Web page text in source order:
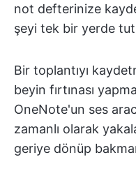
not defterinize
şeyi tek bir yerde
Bir toplantıyı
beyin fırtınası
OneNote'un ses
zamanlı olarak
geriye dönüp